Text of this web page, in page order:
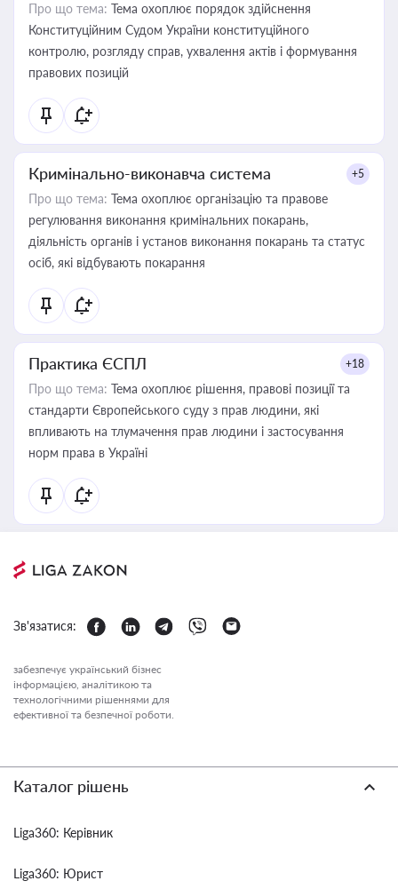
Про що тема: Тема охоплює порядок здійснення
Конституційним Судом України конституційного
контролю, розгляду справ, ухвалення актів і формування
правових позицій
Кримінально-виконавча система +5
Про що тема: Тема охоплює організацію та правове
регулювання виконання кримінальних покарань,
діяльність органів і установ виконання покарань та статус
осіб, які відбувають покарання
Практика ЄСПЛ +18
Про що тема: Тема охоплює рішення, правові позиції та
стандарти Європейського суду з прав людини, які
впливають на тлумачення прав людини і застосування
норм права в Україні
Зв'язатися:
забезпечує український бізнес
інформацією, аналітикою та
технологічними рішеннями для
ефективної та безпечної роботи.
Каталог рішень
Liga360: Керівник
Liga360: Юрист